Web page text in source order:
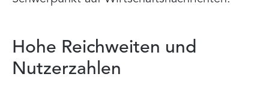
Hohe Reichweiten und
Nutzerzahlen